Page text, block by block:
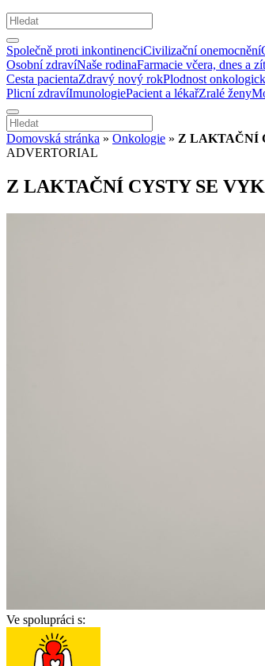
Společně proti inkontinenciCivilizační onemocnění
Osobní zdravíNaše rodinaFarmacie včera, dnes a
Cesta pacientaZdravý nový rokPlodnost
Plicní zdravíImunologiePacient a lékařZralé ženy
Domovská stránka » Onkologie » Z LAKTAČNÍ
ADVERTORIAL
Z LAKTAČNÍ CYSTY SE
Ve spolupráci s: